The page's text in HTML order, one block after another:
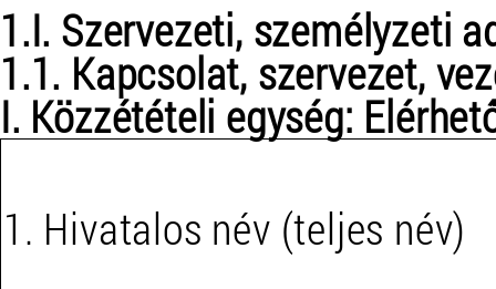
1.I. Szervezeti, személyzeti
1.1. Kapcsolat, szervezet,
I. Közzétételi egység:
1. Hivatalos név (teljes név)